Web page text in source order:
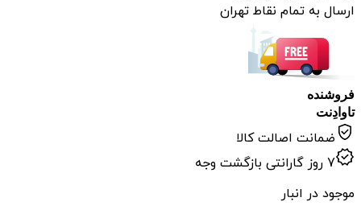
ارسال به تمام نقاط تهران
فروشنده
تاوادِنت
ضمانت اصالت کالا
7 روز گارانتی بازگشت وجه
موجود در انبار